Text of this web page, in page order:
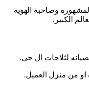
وصاحبة الهوية
الكبير.
لثلاجات ال جي.
او من منزل العميل.